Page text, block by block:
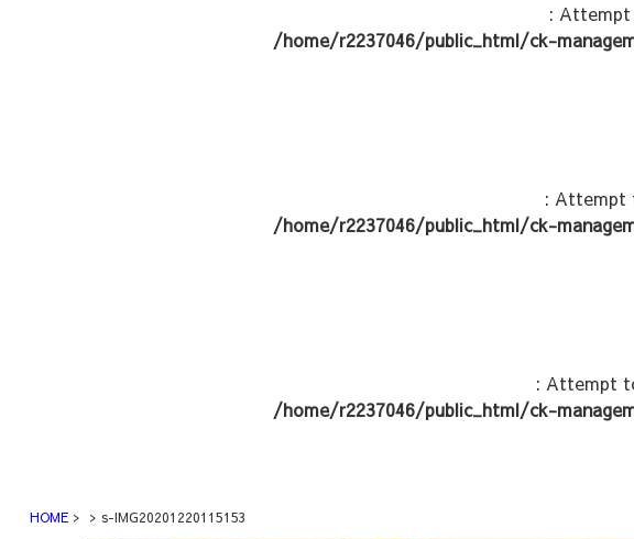
:
/home/r2237046/public_html/ck-
: Attempt
/home/r2237046/public_html/ck-
: Attempt
/home/r2237046/public_html/ck-
HOME s-IMG20201220115153